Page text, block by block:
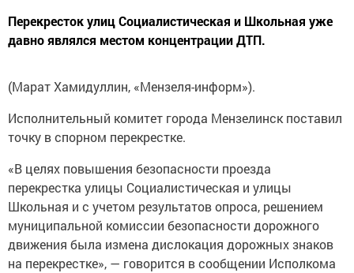
Перекресток улиц Социалистическая и Школьная уже
давно являлся местом концентрации ДТП.
(Марат Хамидуллин, «Мензеля-информ»).
Исполнительный комитет города Мензелинск поставил
точку в спорном перекрестке.
«В целях повышения безопасности проезда
перекрестка улицы Социалистическая и улицы
Школьная и с учетом результатов опроса, решением
муниципальной комиссии безопасности дорожного
движения была измена дислокация дорожных знаков
на перекрестке», — говорится в сообщении Исполкома